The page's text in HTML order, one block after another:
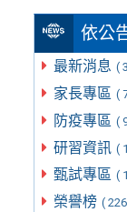
依公
最新消息 (
家長專區 (
防疫專區 (
研習資訊 (
甄試專區 (
榮譽榜 (